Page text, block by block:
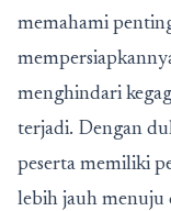
memahami
menghindari
terjadi. Dengan
peserta memiliki
lebih jauh menuju